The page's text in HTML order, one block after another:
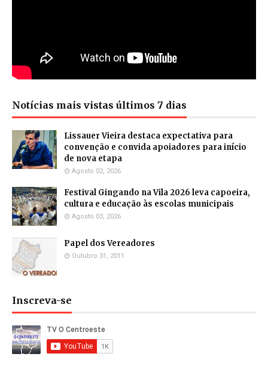
Notícias mais vistas últimos 7 dias
Lissauer Vieira destaca expectativa para
convenção e convida apoiadores para início
de nova etapa
Agosto 02, 2026
Festival Gingando na Vila 2026 leva capoeira,
cultura e educação às escolas municipais
Agosto 03, 2026
Papel dos Vereadores
Outubro 31, 2011
Inscreva-se